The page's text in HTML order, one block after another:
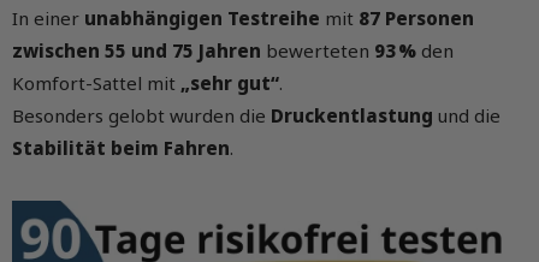
In einer unabhängigen Testreihe mit 87 Personen
zwischen 55 und 75 Jahren bewerteten 93 % den
Komfort-Sattel mit „sehr gut“.
Besonders gelobt wurden die Druckentlastung und die
Stabilität beim Fahren.